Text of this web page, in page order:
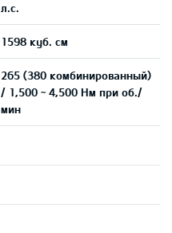
л.с.
1598 куб. см
265 (380 комбинированный)
/ 1,500 ~ 4,500 Нм при об./
мин